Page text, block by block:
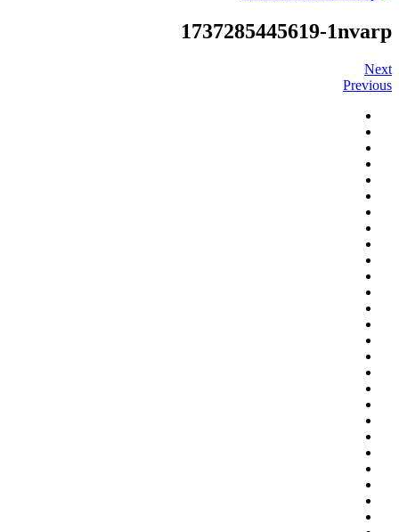
1737285445619-1nvarp
Next
Previous